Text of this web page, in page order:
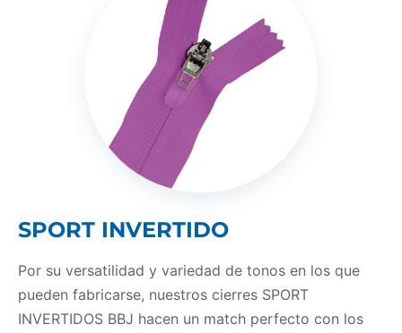
SPORT INVERTIDO
Por su versatilidad y variedad de tonos en los que
pueden fabricarse, nuestros cierres SPORT
INVERTIDOS BBJ hacen un match perfecto con los